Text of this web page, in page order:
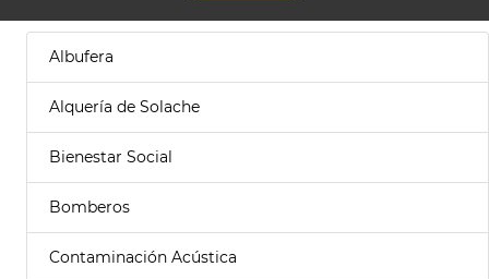
Albufera
Alquería de Solache
Bienestar Social
Bomberos
Contaminación Acústica